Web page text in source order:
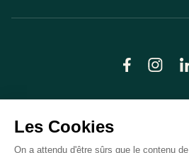
© LN CARE 2026